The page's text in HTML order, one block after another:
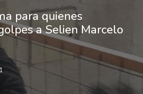
para quienes
a Selien Marcelo